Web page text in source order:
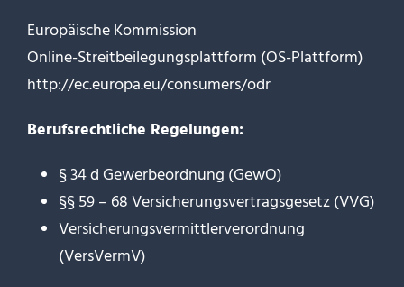
Europäische Kommission
Online-Streitbeilegungsplattform (OS-Plattform)
http://ec.europa.eu/consumers/odr
Berufsrechtliche Regelungen:
§ 34 d Gewerbeordnung (GewO)
§§ 59 – 68 Versicherungsvertragsgesetz (VVG)
Versicherungsvermittlerverordnung
(VersVermV)